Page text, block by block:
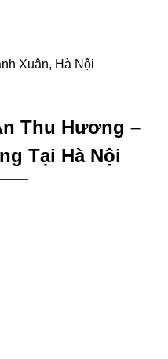
Xuân, Hà Nội
Thu Hương –
Tại Hà Nội